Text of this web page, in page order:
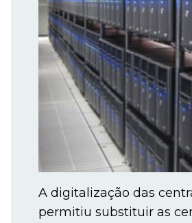
A digitalização das
permitiu substituir as